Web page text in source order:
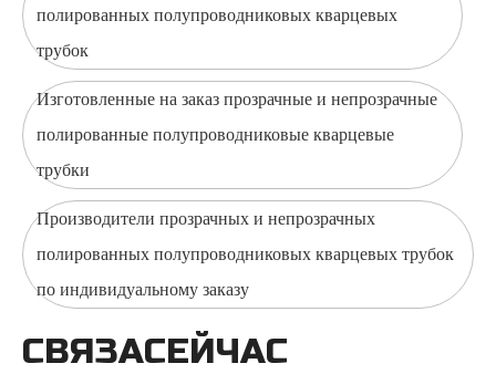
полированных полупроводниковых кварцевых
трубок
Изготовленные на заказ прозрачные и непрозрачные
полированные полупроводниковые кварцевые
трубки
Производители прозрачных и непрозрачных
полированных полупроводниковых кварцевых трубок
по индивидуальному заказу
СВЯЗАСЕЙЧАС